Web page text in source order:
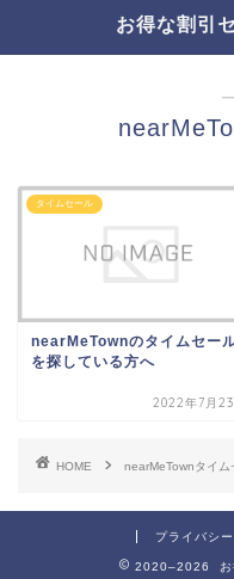
お得な割引
タイムセール
nearMeTownのタイムセー
を探している方へ
2022年7月23
HOME nearMeTownタイム
プライバシ
2020–2026 お